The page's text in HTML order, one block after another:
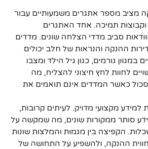
מציב מספר אתגרים משמעותיים עבור
וקבוצות תמיכה. אחד האתגרים
סביב מדדי הצלחה שונים. מדדים
ההנקה והנראות של חלב יכולים
במגוון גורמים, כגון גיל הילד ומצבו
לחוות לחץ חיצוני להצליח, מה
כאשר המדדים אינם תואמים את
למידע מקצועי מדויק. לעיתים קרובות,
סותר ממקורות שונים, מה שמקשה על
הקפיצה בין מגמות והמלצות שונות
ההנקה, ולהשפיע על התחושה של